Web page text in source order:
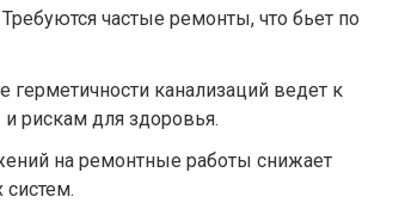
Требуются частые ремонты, что бьет по
герметичности канализаций ведет к
рискам для здоровья.
на ремонтные работы снижает